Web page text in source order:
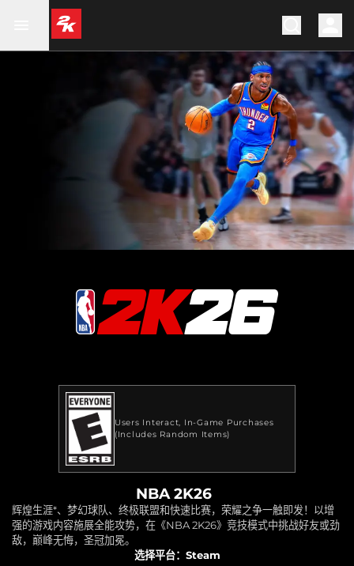
Users Interact In-Game Purchases
(Includes Random Items)
NBA 2K26
辉煌生涯*、梦幻球队、终极联盟和快速比赛，荣耀之争一触即发！以增
强的游戏内容施展全能攻势，在《NBA 2K26》竞技模式中挑战好友或劲
敌，巅峰无悔，圣冠加冕。
选择平台：Steam